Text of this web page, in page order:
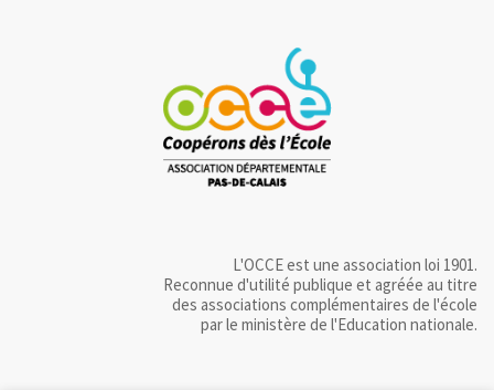
L'OCCE est une association loi 1901.
Reconnue d'utilité publique et agréée au titre
des associations complémentaires de l'école
par le ministère de l'Education nationale.